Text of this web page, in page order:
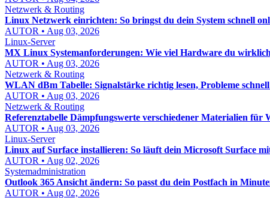
Netzwerk & Routing
Linux Netzwerk einrichten: So bringst du dein System schnell
AUTOR • Aug 03, 2026
Linux-Server
MX Linux Systemanforderungen: Wie viel Hardware du
AUTOR • Aug 03, 2026
Netzwerk & Routing
WLAN dBm Tabelle: Signalstärke richtig lesen, Probleme
AUTOR • Aug 03, 2026
Netzwerk & Routing
Referenztabelle Dämpfungswerte verschiedener Materialien
AUTOR • Aug 03, 2026
Linux-Server
Linux auf Surface installieren: So läuft dein Microsoft Surface
AUTOR • Aug 02, 2026
Systemadministration
Outlook 365 Ansicht ändern: So passt du dein Postfach in
AUTOR • Aug 02, 2026